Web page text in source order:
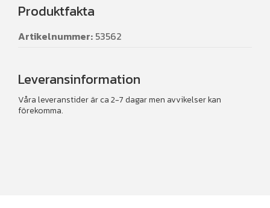
Produktfakta
Artikelnummer: 53562
Leveransinformation
Våra leveranstider är ca 2-7 dagar men avvikelser kan
förekomma.